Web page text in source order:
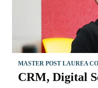
MASTER POST LAUREA
CRM, Digital